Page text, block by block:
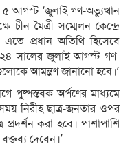
৫ আগস্ট ‘জুলাই গণ-অভ্যুত্থান
মৈত্রী সম্মেলন কেন্দ্রে
প্রধান অতিথি হিসেবে
সালের জুলাই-আগস্ট গণ-
আমন্ত্রণ জানানো হবে।’
পুষ্পস্তবক অর্পণের মাধ্যমে
নিরীহ ছাত্র-জনতার ওপর
প্রদর্শন করা হবে। পাশাপাশি
দেবেন।’